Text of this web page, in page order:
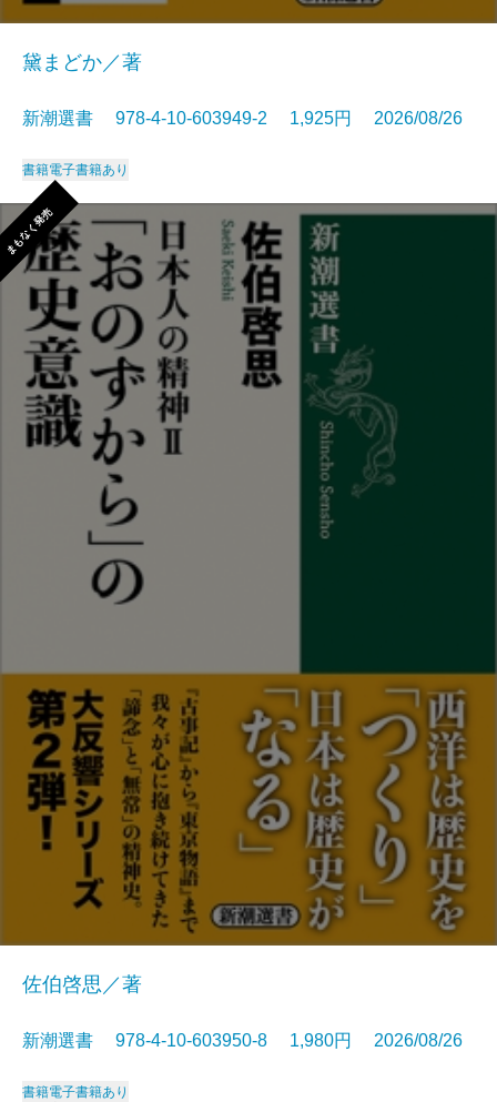
黛まどか／著
新潮選書 978-4-10-603949-2 1,925円 2026/08/26
書籍電子書籍あり
まもなく発売
佐伯啓思／著
新潮選書 978-4-10-603950-8 1,980円 2026/08/26
書籍電子書籍あり